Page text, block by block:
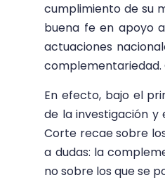
cumplimiento de su
buena fe en apoyo
actuaciones
En efecto, bajo el
de la investigación y
Corte recae sobre
a dudas: la
no sobre los que se